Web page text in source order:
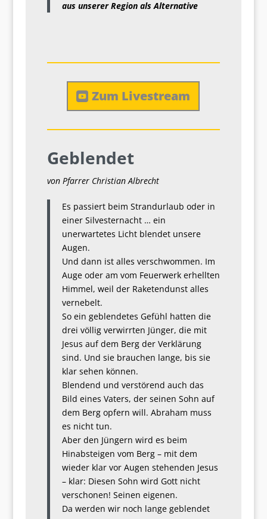
aus unserer Region als Alternative
Zum Livestream
Geblendet
von Pfarrer Christian Albrecht
Es passiert beim Strandurlaub oder in
einer Silvesternacht … ein
unerwartetes Licht blendet unsere
Augen.
Und dann ist alles verschwommen. Im
Auge oder am vom Feuerwerk erhellten
Himmel, weil der Raketendunst alles
vernebelt.
So ein geblendetes Gefühl hatten die
drei völlig verwirrten Jünger, die mit
Jesus auf dem Berg der Verklärung
sind. Und sie brauchen lange, bis sie
klar sehen können.
Blendend und verstörend auch das
Bild eines Vaters, der seinen Sohn auf
dem Berg opfern will. Abraham muss
es nicht tun.
Aber den Jüngern wird es beim
Hinabsteigen vom Berg – mit dem
wieder klar vor Augen stehenden Jesus
– klar: Diesen Sohn wird Gott nicht
verschonen! Seinen eigenen.
Da werden wir noch lange geblendet